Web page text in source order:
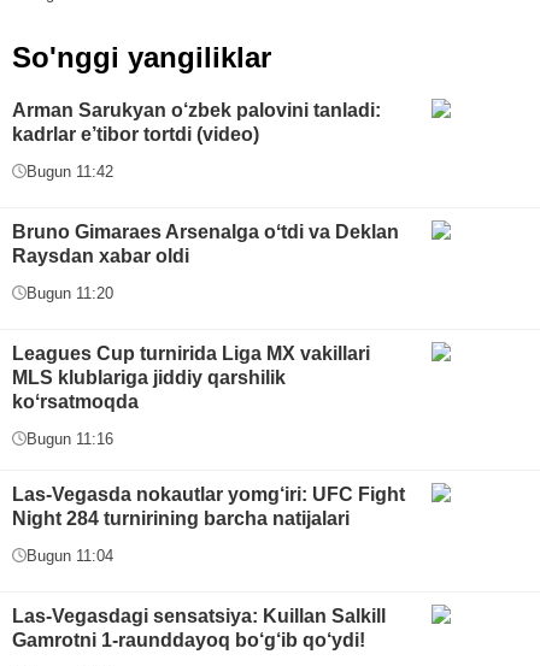
So'nggi yangiliklar
Arman Sarukyan o‘zbek palovini tanladi:
kadrlar e’tibor tortdi (video)
Bugun 11:42
Bruno Gimaraes Arsenalga oʻtdi va Deklan
Raysdan xabar oldi
Bugun 11:20
Leagues Cup turnirida Liga MX vakillari
MLS klublariga jiddiy qarshilik
koʻrsatmoqda
Bugun 11:16
Las-Vegasda nokautlar yomg‘iri: UFC Fight
Night 284 turnirining barcha natijalari
Bugun 11:04
Las-Vegasdagi sensatsiya: Kuillan Salkill
Gamrotni 1-raunddayoq bo‘g‘ib qo‘ydi!